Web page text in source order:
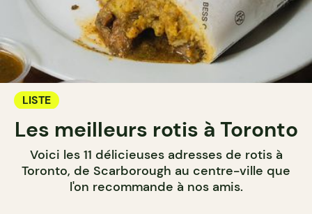
LISTE
Les meilleurs rotis à Toronto
Voici les 11 délicieuses adresses de rotis à
Toronto, de Scarborough au centre-ville que
l'on recommande à nos amis.